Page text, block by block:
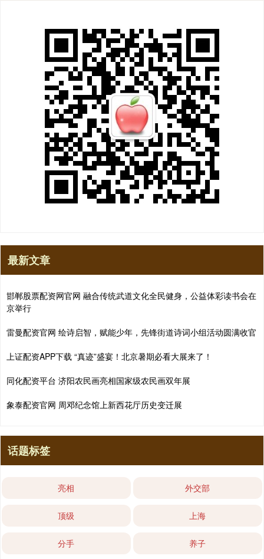
最新文章
邯郸股票配资网官网 融合传统武道文化全民健身，公益体彩读书会在
京举行
雷曼配资官网 绘诗启智，赋能少年，先锋街道诗词小组活动圆满收官
上证配资APP下载 “真迹”盛宴！北京暑期必看大展来了！
同化配资平台 济阳农民画亮相国家级农民画双年展
象泰配资官网 周邓纪念馆上新西花厅历史变迁展
话题标签
亮相 外交部
顶级 上海
分手 养子